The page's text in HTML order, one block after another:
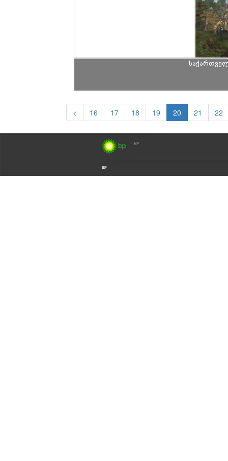
< 16 17 18 19 20 21 22